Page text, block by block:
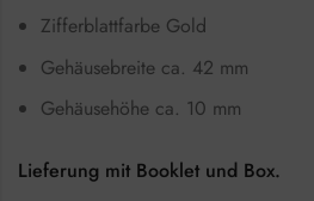
Zifferblattfarbe Gold
Gehäusebreite ca. 42 mm
Gehäusehöhe ca. 10 mm
Lieferung mit Booklet und Box.